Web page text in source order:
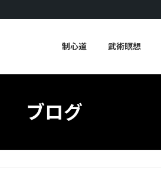
制心道 武術瞑想
ブログ